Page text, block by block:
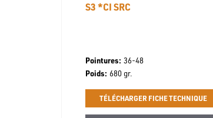
S3 *CI SRC
Pointures 36-48
Poids 680 gr.
TÉLÉCHARGER FICHE TECHNIQUE